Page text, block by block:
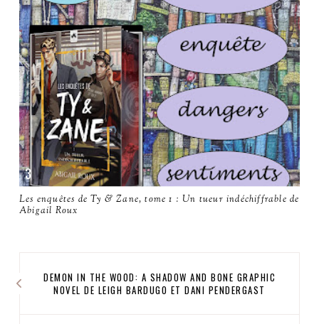
Les enquêtes de Ty & Zane, tome 1 : Un tueur indéchiffrable de
Abigail Roux
DEMON IN THE WOOD: A SHADOW AND BONE GRAPHIC
NOVEL DE LEIGH BARDUGO ET DANI PENDERGAST